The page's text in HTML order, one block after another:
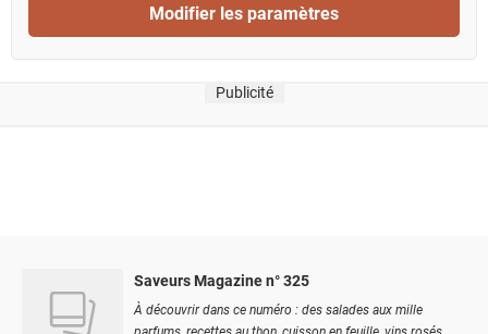
Modifier les paramètres
Publicité
Saveurs Magazine n° 325
À découvrir dans ce numéro : des salades aux mille